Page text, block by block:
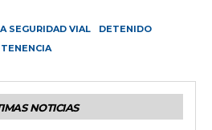
SEGURIDAD VIAL
DETENIDO
TENENCIA
NOTICIAS